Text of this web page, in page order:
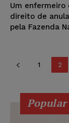
Um
direito de
pela Fazenda
1 2
Popular